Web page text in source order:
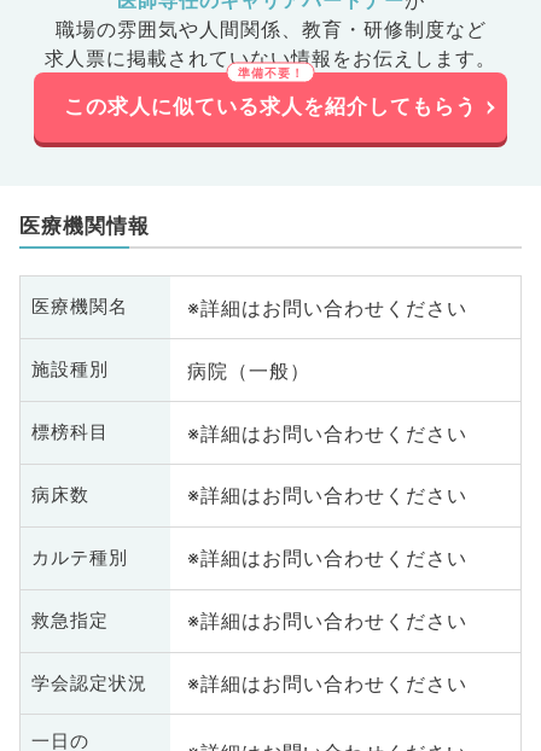
職場の雰囲気や人間関係、 教育・研修制度など
求人票に掲載されていない情報をお伝えします。
この求人に似ている求人を紹介してもらう
医療機関情報
医療機関名 ※詳細はお問い合わせください
施設種別 病院（一般）
標榜科目 ※詳細はお問い合わせください
病床数 ※詳細はお問い合わせください
カルテ種別 ※詳細はお問い合わせください
救急指定 ※詳細はお問い合わせください
学会認定状況 ※詳細はお問い合わせください
一日の